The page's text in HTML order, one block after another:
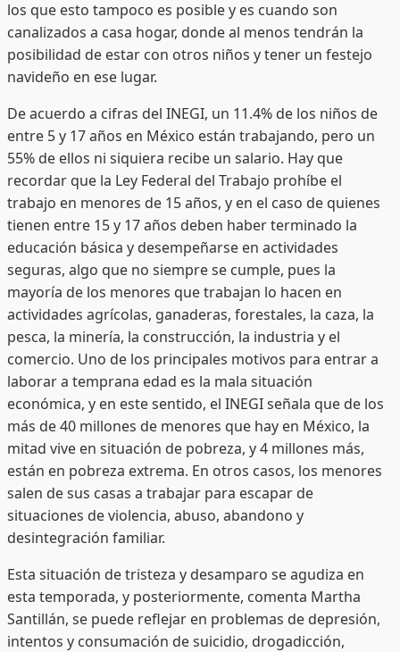
los que esto tampoco es posible y es cuando son
canalizados a casa hogar, donde al menos tendrán la
posibilidad de estar con otros niños y tener un festejo
navideño en ese lugar.
De acuerdo a cifras del INEGI, un 11.4% de los niños de
entre 5 y 17 años en México están trabajando, pero un
55% de ellos ni siquiera recibe un salario. Hay que
recordar que la Ley Federal del Trabajo prohíbe el
trabajo en menores de 15 años, y en el caso de quienes
tienen entre 15 y 17 años deben haber terminado la
educación básica y desempeñarse en actividades
seguras, algo que no siempre se cumple, pues la
mayoría de los menores que trabajan lo hacen en
actividades agrícolas, ganaderas, forestales, la caza, la
pesca, la minería, la construcción, la industria y el
comercio. Uno de los principales motivos para entrar a
laborar a temprana edad es la mala situación
económica, y en este sentido, el INEGI señala que de los
más de 40 millones de menores que hay en México, la
mitad vive en situación de pobreza, y 4 millones más,
están en pobreza extrema. En otros casos, los menores
salen de sus casas a trabajar para escapar de
situaciones de violencia, abuso, abandono y
desintegración familiar.
Esta situación de tristeza y desamparo se agudiza en
esta temporada, y posteriormente, comenta Martha
Santillán, se puede reflejar en problemas de depresión,
intentos y consumación de suicidio, drogadicción,